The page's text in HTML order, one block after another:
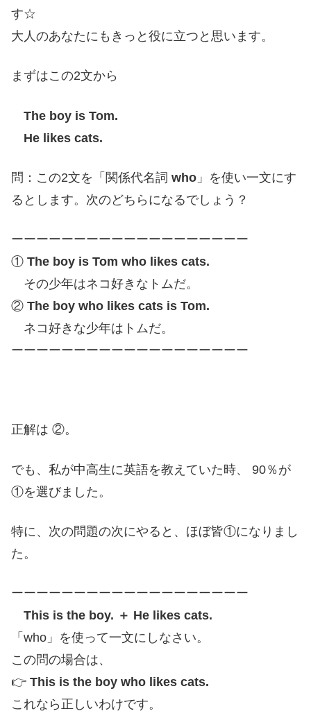
す☆
大人のあなたにもきっと役に立つと思います。
まずはこの2文から
The boy is Tom.
He likes cats.
問：この2文を「関係代名詞 who 」を使い一文にす
るとします。次のどちらになるでしょう？
ーーーーーーーーーーーーーーーーーーー
① The boy is Tom who likes cats.
その少年はネコ好きなトムだ。
② The boy who likes cats is Tom.
ネコ好きな少年はトムだ。
ーーーーーーーーーーーーーーーーーーー
正解は ②。
でも、私が中高生に英語を教えていた時、 90％が
①を選びました。
特に、次の問題の次にやると、ほぼ皆①になりまし
た。
ーーーーーーーーーーーーーーーーーーー
This is the boy. ＋ He likes cats.
「who」を使って一文にしなさい。
この問の場合は、
👉 This is the boy who likes cats.
これなら正しいわけです。